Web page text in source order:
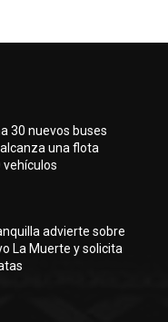
30 nuevos buses
una flota
vehículos
advierte sobre
La Muerte y solicita